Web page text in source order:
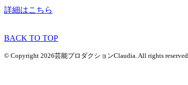
詳細はこちら
BACK TO TOP
© Copyright 2026芸能プロダクションClaudia. All rights reserved.